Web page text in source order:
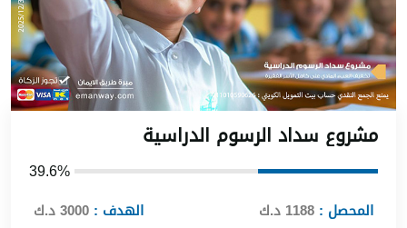
شروع سداد الرسوم الدراسية
39.6%
المحصل : 1188 د.ك الهدف : 3000 د.ك